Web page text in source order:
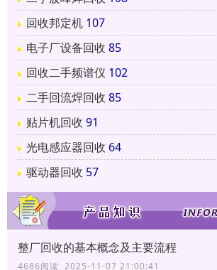
回收邦定机 107
电子厂设备回收 85
回收二手频谱仪 102
二手回流焊回收 85
贴片机回收 91
光电感应器回收 64
驱动器回收 57
整厂回收的基本概念及主要流程
4686阅读 2025-11-07 21:00:41